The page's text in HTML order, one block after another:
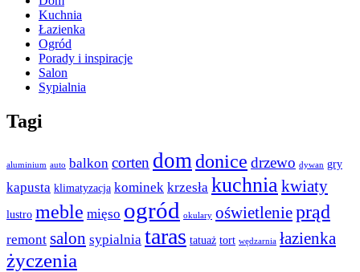
Kuchnia
Łazienka
Ogród
Porady i inspiracje
Salon
Sypialnia
Tagi
aluminium auto balkon corten dom donice drzewo dywan gry
kapusta klimatyzacja kominek krzesła kuchnia kwiaty
lustro meble mięso ogród okulary oświetlenieprąd
remont salon sypialnia taras tatuaż tort wędzarnia łazienka
życzenia